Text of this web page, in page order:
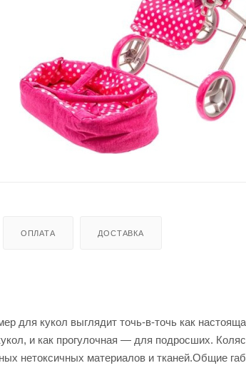
ОПЛАТА ДОСТАВКА
для кукол выглядит точь-в-точь как
и как прогулочная — для подросших.
нетоксичных материалов и тканей.Общие